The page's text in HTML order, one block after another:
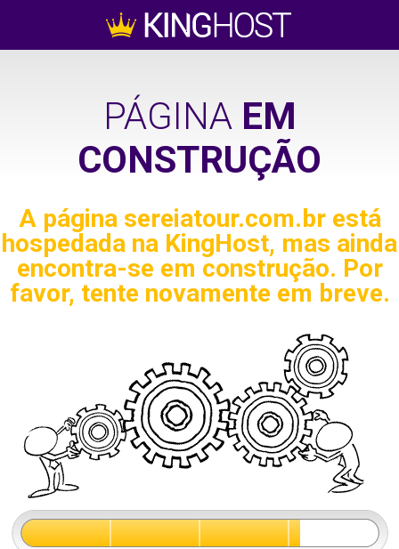
PÁGINA EM
CONSTRUÇÃO
A página sereiatour.com.brestá
hospedada na KingHost, mas ainda
encontra-se em construção. Por
favor, tente novamente em breve.